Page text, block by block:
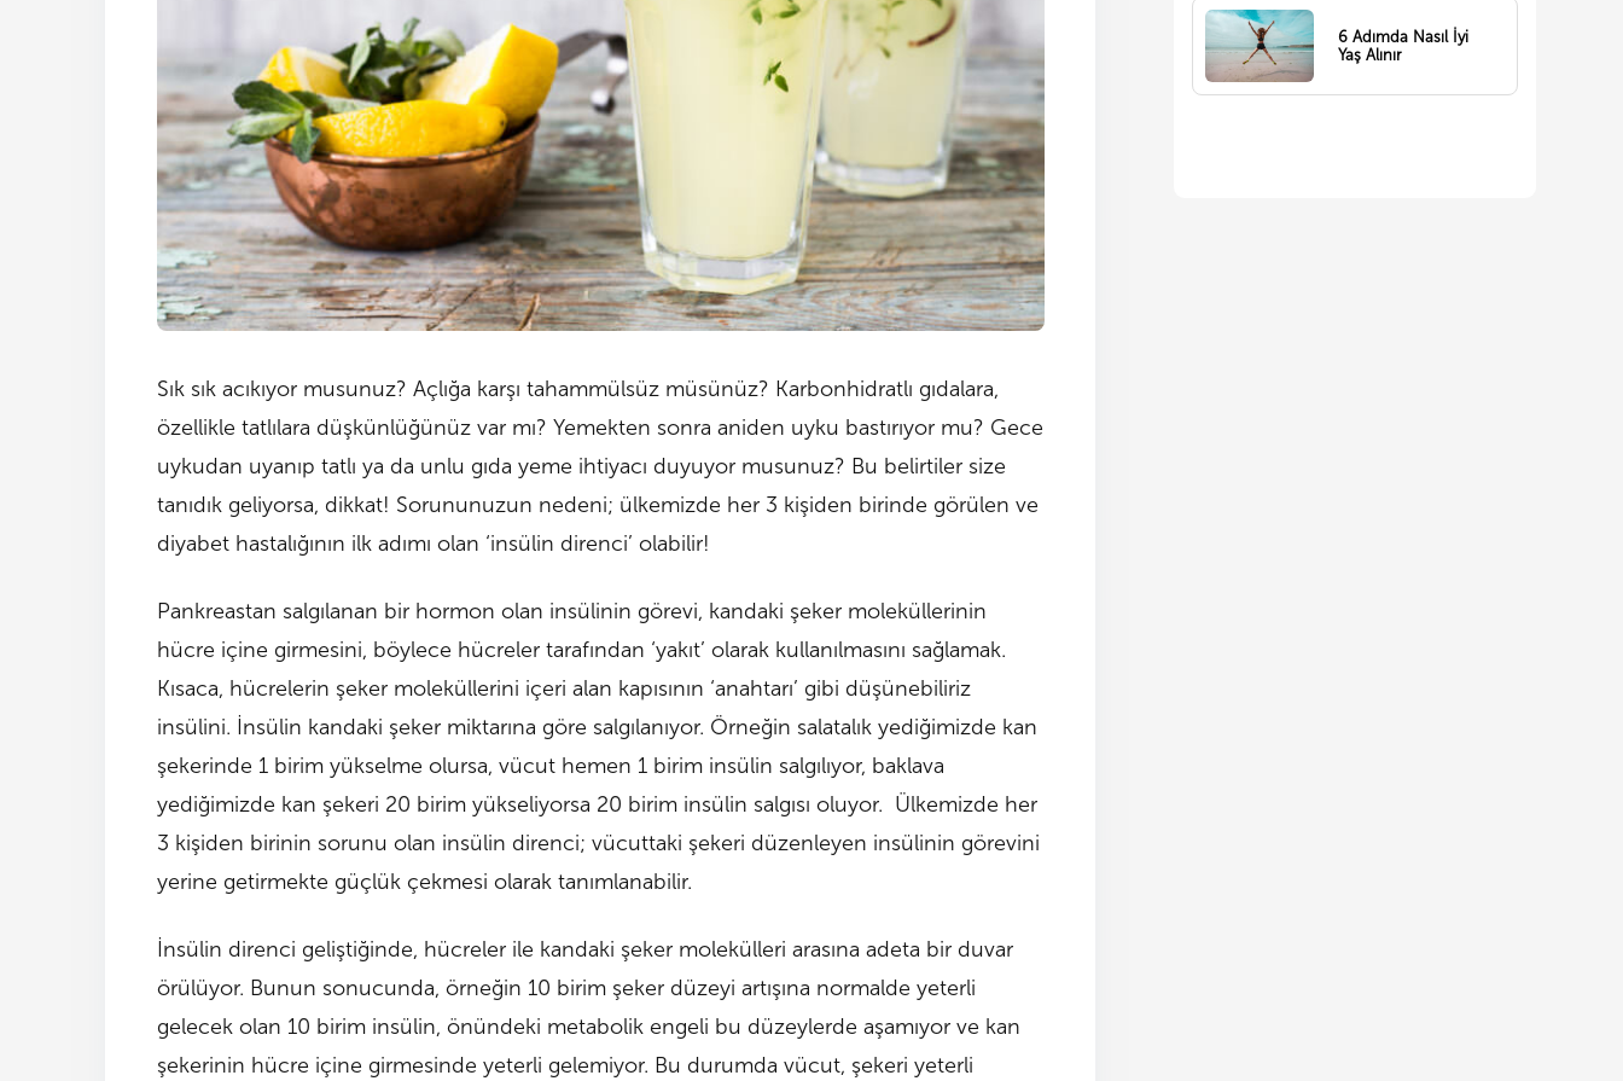
Sık sık acıkıyor musunuz? Açlığa karşı tahammülsüz müsünüz? Karbonhidratlı gıdalara,
özellikle tatlılara düşkünlüğünüz var mı? Yemekten sonra aniden uyku bastırıyor mu? Gece
uykudan uyanıp tatlı ya da unlu gıda yeme ihtiyacı duyuyor musunuz? Bu belirtiler size
tanıdık geliyorsa, dikkat! Sorununuzun nedeni; ülkemizde her 3 kişiden birinde görülen ve
diyabet hastalığının ilk adımı olan ‘insülin direnci’ olabilir!
Pankreastan salgılanan bir hormon olan insülinin görevi, kandaki şeker moleküllerinin
hücre içine girmesini, böylece hücreler tarafından ‘yakıt’ olarak kullanılmasını sağlamak.
Kısaca, hücrelerin şeker moleküllerini içeri alan kapısının ‘anahtarı’ gibi düşünebiliriz
insülini. İnsülin kandaki şeker miktarına göre salgılanıyor. Örneğin salatalık yediğimizde kan
şekerinde 1 birim yükselme olursa, vücut hemen 1 birim insülin salgılıyor, baklava
yediğimizde kan şekeri 20 birim yükseliyorsa 20 birim insülin salgısı oluyor. Ülkemizde her
3 kişiden birinin sorunu olan insülin direnci; vücuttaki şekeri düzenleyen insülinin görevini
yerine getirmekte güçlük çekmesi olarak tanımlanabilir.
İnsülin direnci geliştiğinde, hücreler ile kandaki şeker molekülleri arasına adeta bir duvar
örülüyor. Bunun sonucunda, örneğin 10 birim şeker düzeyi artışına normalde yeterli
gelecek olan 10 birim insülin, önündeki metabolik engeli bu düzeylerde aşamıyor ve kan
şekerinin hücre içine girmesinde yeterli gelemiyor. Bu durumda vücut, şekeri yeterli
6 Adımda Nasıl İyi
Yaş Alınır